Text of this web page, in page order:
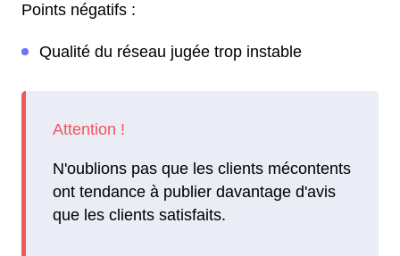
Points négatifs :
Qualité du réseau jugée trop instable
N'oublions pas que les clients mécontents
ont tendance à publier davantage d'avis
que les clients satisfaits.